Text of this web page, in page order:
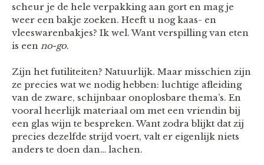
scheur je de hele verpakking aan gort en mag je
weer een bakje zoeken. Heeft u nog kaas- en
vleeswarenbakjes? Ik wel. Want verspilling van eten
is een no-go.
Zijn het futiliteiten? Natuurlijk. Maar misschien zijn
ze precies wat we nodig hebben: luchtige afleiding
van de zware, schijnbaar onoplosbare thema’s. En
vooral heerlijk materiaal om met een vriendin bij
een glas wijn te bespreken. Want zodra blijkt dat zij
precies dezelfde strijd voert, valt er eigenlijk niets
anders te doen dan… lachen.